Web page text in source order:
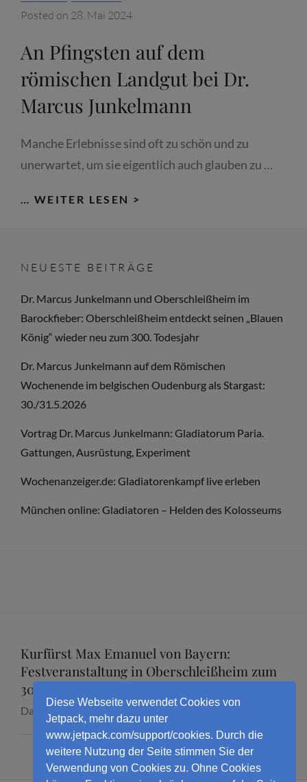
Posted on 28. Mai 2024
An Pfingsten auf dem
römischen Landgut bei Dr.
Marcus Junkelmann
Manche Erlebnisse sind oft zu schön und zu
unerwartet, um sie eigentlich auch glauben zu …
… WEITER LESEN >
RÖMISCHEN
LANDGUT
BEI
DR.
JUNKELMANN
NEUESTE BEITRÄGE
Dr. Marcus Junkelmann und Oberschleißheim im
Barockfieber: Oberschleißheim entdeckt seinen „Blauen
König“ wieder neu zum 300. Todesjahr
Dr. Marcus Junkelmann auf dem Römischen
Wochenende im belgischen Oudenburg als Stargast:
30./31.5.2026
Vortrag Dr. Marcus Junkelmann: Gladiatorum Paria.
Gattungen, Ausrüstung, Experiment
Wochenanzeiger.de: Gladiatorenkampf live erleben
München online: Gladiatoren – Helden des Kolosseums
Kurfürst Max Emanuel von Bayern:
Festveranstaltung in Oberschleißheim zum
300. Todestag mit Dr. Marcus Junkelmann
Datum:16. September 2026
Diese Webseite verwendet Cookies von
Jetpack, mehr dazu unter
www.jetpack.com/support/cookies. Durch die
weitere Nutzung der Seite stimmen Sie der
Verwendung von Cookies zu. Ohne Cookies